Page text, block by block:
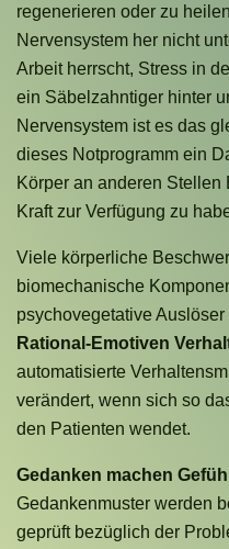
regenerieren oder zu
Nervensystem her nicht
Arbeit herrscht, Stress in
ein Säbelzahntiger hinter
Nervensystem ist es das
dieses Notprogramm ein
Körper an anderen
Kraft zur Verfügung zu
Viele körperliche
biomechanische
psychovegetative
Rational-Emotiven
automatisierte
verändert, wenn sich so
den Patienten wendet.
Gedanken machen
Gedankenmuster werden
geprüft bezüglich der